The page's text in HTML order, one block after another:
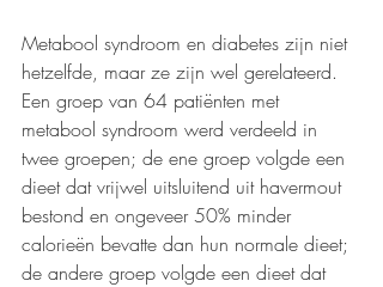
Metabool syndroom en diabetes zijn niet
hetzelfde, maar ze zijn wel gerelateerd.
Een groep van 64 patiënten met
metabool syndroom werd verdeeld in
twee groepen; de ene groep volgde een
dieet dat vrijwel uitsluitend uit havermout
bestond en ongeveer 50% minder
calorieën bevatte dan hun normale dieet;
de andere groep volgde een dieet dat